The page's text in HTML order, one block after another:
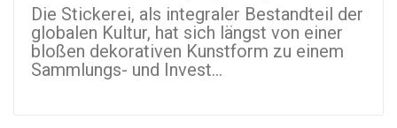
Die Stickerei, als integraler Bestandteil der
globalen Kultur, hat sich längst von einer
bloßen dekorativen Kunstform zu einem
Sammlungs- und Invest...